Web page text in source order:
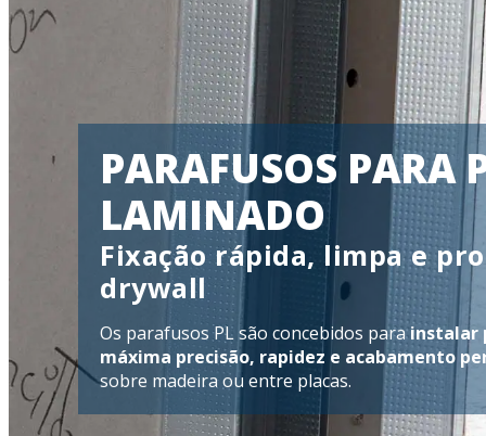
PARAFUSOS PARA
LAMINADO
Fixação rápida, limpa e
drywall
Os parafusos PL são concebidos parainstalar
máxima precisão, rapidez e acabamento
sobre madeira ou entre placas.